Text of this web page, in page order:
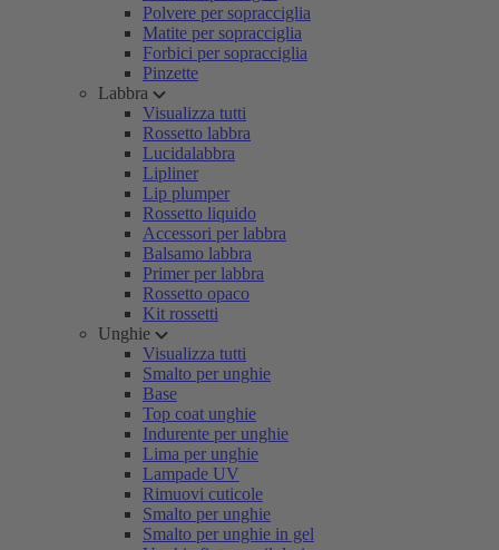
Polvere per sopracciglia
Matite per sopracciglia
Forbici per sopracciglia
Pinzette
Labbra
Visualizza tutti
Rossetto labbra
Lucidalabbra
Lipliner
Lip plumper
Rossetto liquido
Accessori per labbra
Balsamo labbra
Primer per labbra
Rossetto opaco
Kit rossetti
Unghie
Visualizza tutti
Smalto per unghie
Base
Top coat unghie
Indurente per unghie
Lima per unghie
Lampade UV
Rimuovi cuticole
Smalto per unghie
Smalto per unghie in gel